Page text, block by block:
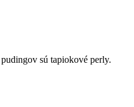
sú tapiokové perly.